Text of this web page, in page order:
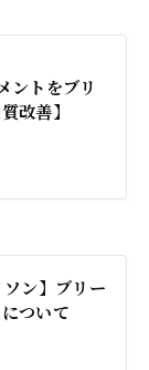
ントをブリ
改善】
ソン】ブリー
ついて